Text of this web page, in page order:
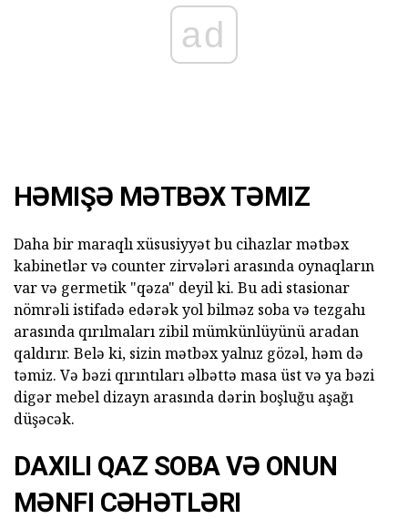
ad
HƏMIŞƏ MƏTBƏX TƏMIZ
Daha bir maraqlı xüsusiyyət bu cihazlar mətbəx
kabinetlər və counter zirvələri arasında oynaqların
var və germetik "qəza" deyil ki. Bu adi stasionar
nömrəli istifadə edərək yol bilməz soba və tezgahı
arasında qırılmaları zibil mümkünlüyünü aradan
qaldırır. Belə ki, sizin mətbəx yalnız gözəl, həm də
təmiz. Və bəzi qırıntıları əlbəttə masa üst və ya bəzi
digər mebel dizayn arasında dərin boşluğu aşağı
düşəcək.
DAXILI QAZ SOBAVƏ ONUN
MƏNFI CƏHƏTLƏRI